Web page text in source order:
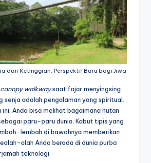
dari Ketinggian, Perspektif Baru bagi Jiwa
canopy walkwaysaat fajar menyingsing
senja adalah pengalaman yang spiritual.
ini, Anda bisa melihat bagaimana hutan
paru-paru dunia. Kabut tipis yang
lembah di bawahnya memberikan
olah Anda berada di dunia purba
teknologi.